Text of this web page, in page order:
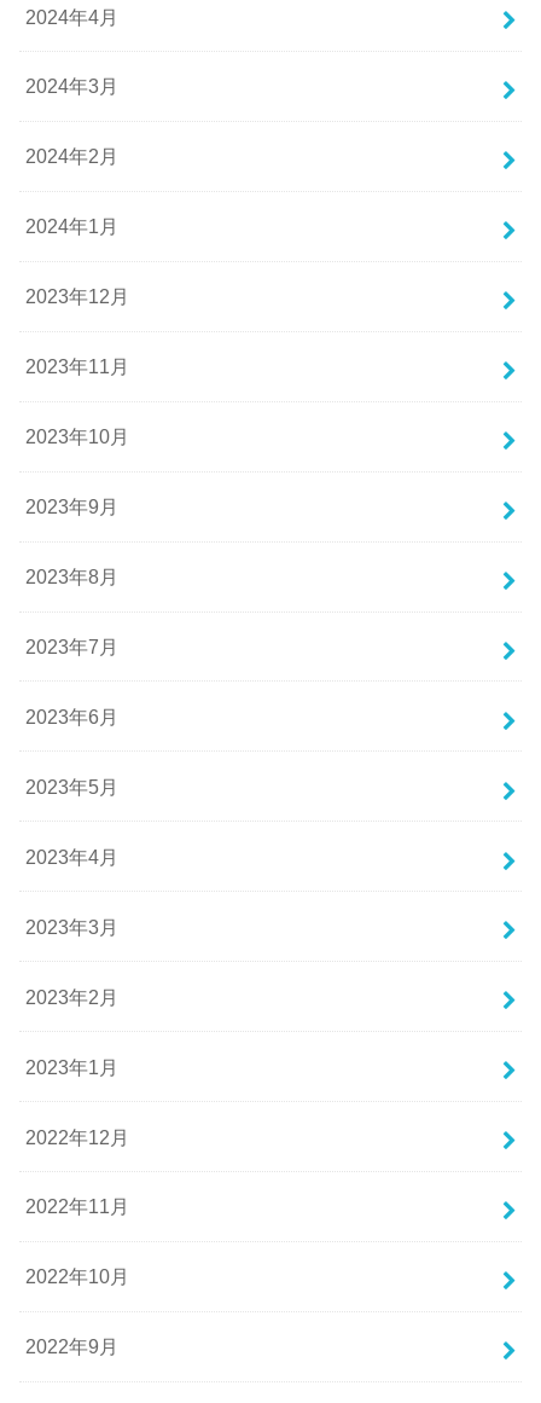
2024年4月
2024年3月
2024年2月
2024年1月
2023年12月
2023年11月
2023年10月
2023年9月
2023年8月
2023年7月
2023年6月
2023年5月
2023年4月
2023年3月
2023年2月
2023年1月
2022年12月
2022年11月
2022年10月
2022年9月